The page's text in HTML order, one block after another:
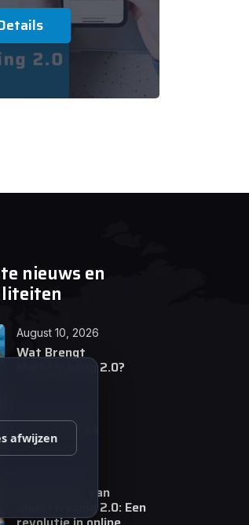
nieuws en
August 10, 2026
Wat Brengt
Markttrading 2.0?
Tips en Tricks
De opkomst van
Markttrading 2.0: Een
afwijzen